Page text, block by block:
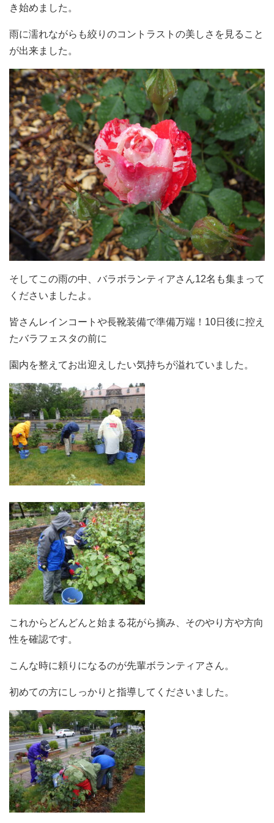
き始めました。
雨に濡れながらも絞りのコントラストの美しさを見ること
が出来ました。
そしてこの雨の中、バラボランティアさん12名も集まって
くださいましたよ。
皆さんレインコートや長靴装備で準備万端！10日後に控え
たバラフェスタの前に
園内を整えてお出迎えしたい気持ちが溢れていました。
これからどんどんと始まる花がら摘み、そのやり方や方向
性を確認です。
こんな時に頼りになるのが先輩ボランティアさん。
初めての方にしっかりと指導してくださいました。